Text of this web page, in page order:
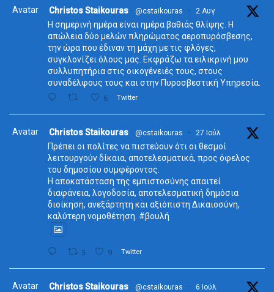
Avatar Christos Staikouras @cstaikouras · 2 Αυγ
Η σημερινή ημέρα είναι ημέρα βαθιάς θλίψης. Η
απώλεια δύο μελών πληρώματος αεροπυρόσβεσης,
την ώρα που έδιναν τη μάχη με τις φλόγες,
συγκλονίζει όλους μας. Εκφράζω τα ειλικρινή μου
συλλυπητήρια στις οικογένειές τους, στους
συναδέλφους τους και στην Πυροσβεστική Υπηρεσία.
6 Twitter
Avatar Christos Staikouras @cstaikouras · 27 Ιούλ
Πρέπει οι πολίτες να πιστεύουν ότι οι θεσμοί
λειτουργούν δίκαια, αποτελεσματικά, προς όφελος
του δημοσίου συμφέροντος.
Η αποκατάσταση της εμπιστοσύνης απαιτεί
διαφάνεια, λογοδοσία, αποτελεσματική δημόσια
διοίκηση, ανεξάρτητη και αξιόπιστη Δικαιοσύνη,
καλύτερη νομοθέτηση. #βουλή
3 9 Twitter
Avatar Christos Staikouras @cstaikouras · 6 Ιούλ